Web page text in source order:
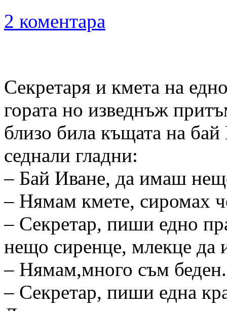
2 коментара
Секретаря и кмета на
гората но изведнъж
близо била къщата на
седнали гладни:
– Бай Иване, да имаш
– Нямам кмете, сиромах
– Секретар, пиши едно
нещо сиренце, млекце да
– Нямам,много съм беден.
– Секретар, пиши една